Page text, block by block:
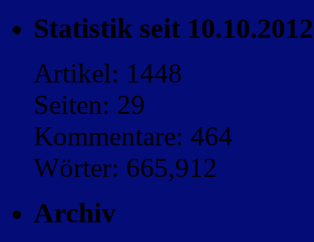
Statistik seit 10.10.2012
Artikel: 1448
Seiten: 29
Kommentare: 464
Wörter: 665,912
Archiv